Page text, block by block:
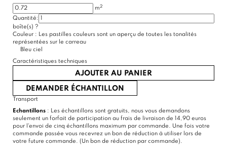
m2
Quantité:
boîte(s) ?
Couleur : Les pastilles couleurs sont un aperçu de toutes les tonalités
représentées sur le carreau
Bleu ciel
Caractéristiques techniques
AJOUTER AU PANIER
DEMANDER ÉCHANTILLON
Transport
Echantillons : Les échantillons sont gratuits, nous vous demandons
seulement un forfait de participation au frais de livraison de 14,90 euros
pour l'envoi de cinq échantillons maximum par commande. Une fois votre
commande passée vous recevrez un bon de réduction à utiliser lors de
votre future commande. (Un bon de réduction par commande).